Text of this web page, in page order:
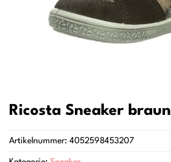
Ricosta Sneaker braun
Artikelnummer: 4052598453207